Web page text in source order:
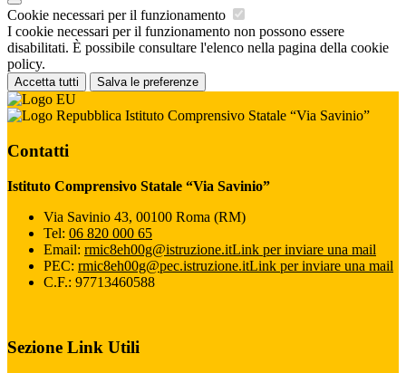
Cookie necessari per il funzionamento
I cookie necessari per il funzionamento non possono essere
disabilitati. È possibile consultare l'elenco nella pagina della cookie
policy.
Accetta tutti Salva le preferenze
Istituto Comprensivo Statale “Via Savinio”
Contatti
Istituto Comprensivo Statale “Via Savinio”
Via Savinio 43, 00100 Roma (RM)
Tel: 06 820 000 65
Email: rmic8eh00g@istruzione.itLink per inviare una mail
PEC: rmic8eh00g@pec.istruzione.itLink per inviare una mail
C.F.: 97713460588
Sezione Link Utili